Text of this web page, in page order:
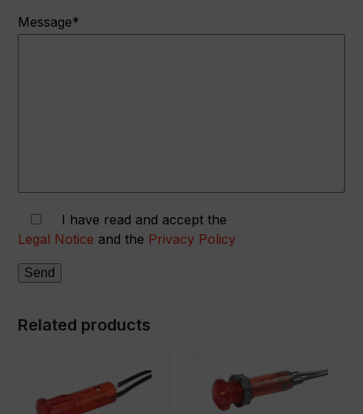
Message*
I have read and accept the
Legal Notice and the Privacy Policy
Related products